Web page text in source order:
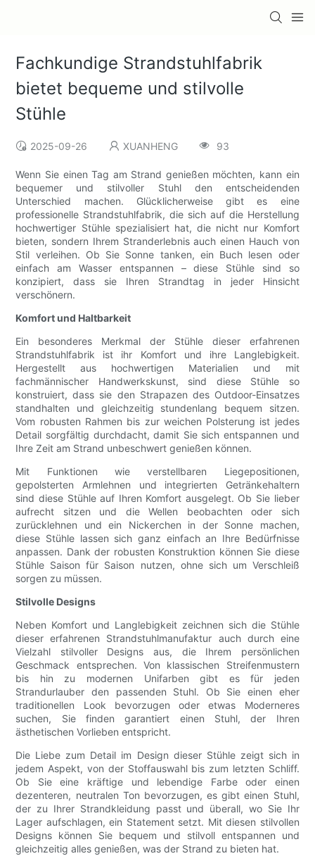
Fachkundige Strandstuhlfabrik
bietet bequeme und stilvolle
Stühle
2025-09-26 XUANHENG 93
Wenn Sie einen Tag am Strand genießen möchten, kann ein
bequemer und stilvoller Stuhl den entscheidenden
Unterschied machen. Glücklicherweise gibt es eine
professionelle Strandstuhlfabrik, die sich auf die Herstellung
hochwertiger Stühle spezialisiert hat, die nicht nur Komfort
bieten, sondern Ihrem Stranderlebnis auch einen Hauch von
Stil verleihen. Ob Sie Sonne tanken, ein Buch lesen oder
einfach am Wasser entspannen – diese Stühle sind so
konzipiert, dass sie Ihren Strandtag in jeder Hinsicht
verschönern.
Komfort und Haltbarkeit
Ein besonderes Merkmal der Stühle dieser erfahrenen
Strandstuhlfabrik ist ihr Komfort und ihre Langlebigkeit.
Hergestellt aus hochwertigen Materialien und mit
fachmännischer Handwerkskunst, sind diese Stühle so
konstruiert, dass sie den Strapazen des Outdoor-Einsatzes
standhalten und gleichzeitig stundenlang bequem sitzen.
Vom robusten Rahmen bis zur weichen Polsterung ist jedes
Detail sorgfältig durchdacht, damit Sie sich entspannen und
Ihre Zeit am Strand unbeschwert genießen können.
Mit Funktionen wie verstellbaren Liegepositionen,
gepolsterten Armlehnen und integrierten Getränkehaltern
sind diese Stühle auf Ihren Komfort ausgelegt. Ob Sie lieber
aufrecht sitzen und die Wellen beobachten oder sich
zurücklehnen und ein Nickerchen in der Sonne machen,
diese Stühle lassen sich ganz einfach an Ihre Bedürfnisse
anpassen. Dank der robusten Konstruktion können Sie diese
Stühle Saison für Saison nutzen, ohne sich um Verschleiß
sorgen zu müssen.
Stilvolle Designs
Neben Komfort und Langlebigkeit zeichnen sich die Stühle
dieser erfahrenen Strandstuhlmanufaktur auch durch eine
Vielzahl stilvoller Designs aus, die Ihrem persönlichen
Geschmack entsprechen. Von klassischen Streifenmustern
bis hin zu modernen Unifarben gibt es für jeden
Strandurlauber den passenden Stuhl. Ob Sie einen eher
traditionellen Look bevorzugen oder etwas Moderneres
suchen, Sie finden garantiert einen Stuhl, der Ihren
ästhetischen Vorlieben entspricht.
Die Liebe zum Detail im Design dieser Stühle zeigt sich in
jedem Aspekt, von der Stoffauswahl bis zum letzten Schliff.
Ob Sie eine kräftige und lebendige Farbe oder einen
dezenteren, neutralen Ton bevorzugen, es gibt einen Stuhl,
der zu Ihrer Strandkleidung passt und überall, wo Sie Ihr
Lager aufschlagen, ein Statement setzt. Mit diesen stilvollen
Designs können Sie bequem und stilvoll entspannen und
gleichzeitig alles genießen, was der Strand zu bieten hat.